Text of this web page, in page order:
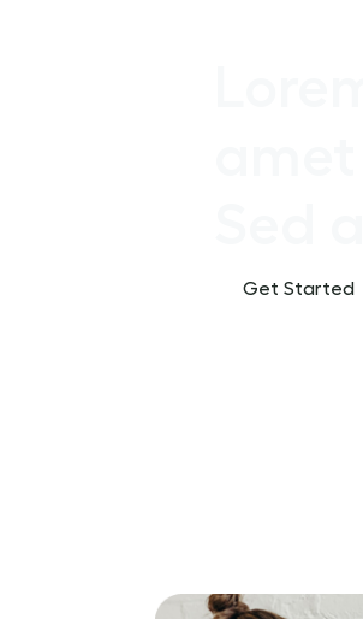
Get Started